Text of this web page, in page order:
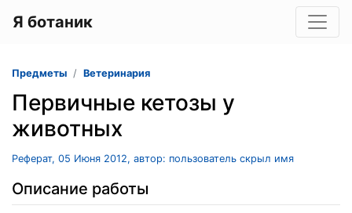
Я ботаник
Предметы Ветеринария
Первичные кетозы у
животных
Реферат, 05 Июня 2012, автор: пользователь скрыл имя
Описание работы